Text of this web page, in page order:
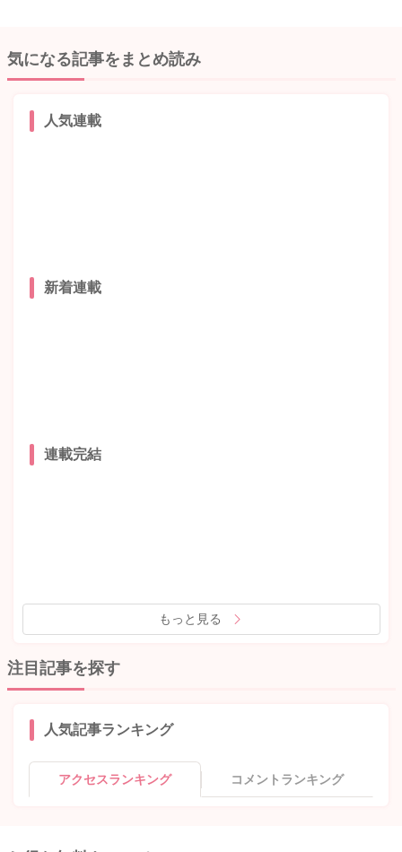
気になる記事をまとめ読み
人気連載
新着連載
連載完結
もっと見る
注目記事を探す
人気記事ランキング
アクセスランキング コメントランキング